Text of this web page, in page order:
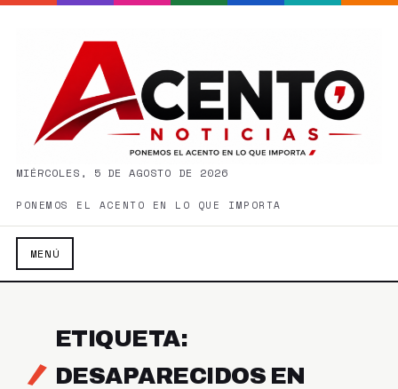
MIÉRCOLES, 5 DE AGOSTO DE 2026
PONEMOS EL ACENTO EN LO QUE IMPORTA
MENÚ
ETIQUETA:
DESAPARECIDOS EN